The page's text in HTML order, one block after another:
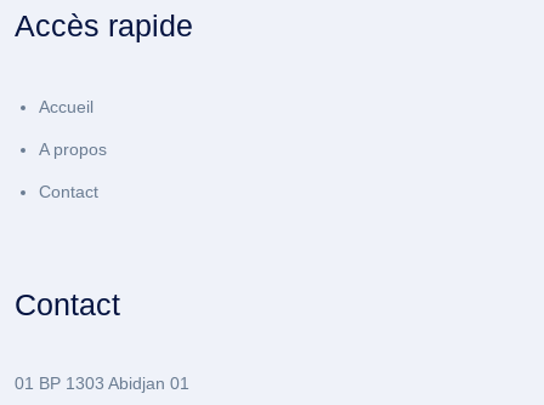
Accès rapide
Accueil
A propos
Contact
Contact
01 BP 1303 Abidjan 01